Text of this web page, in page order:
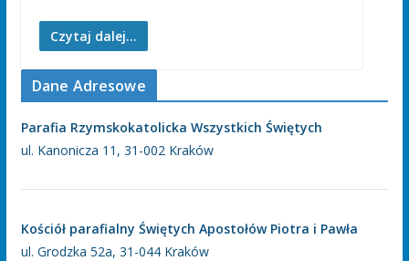
Czytaj dalej...
Dane Adresowe
Parafia Rzymskokatolicka Wszystkich Świętych
ul. Kanonicza 11, 31-002 Kraków
Kościół parafialny Świętych Apostołów Piotra i Pawła
ul. Grodzka 52a, 31-044 Kraków